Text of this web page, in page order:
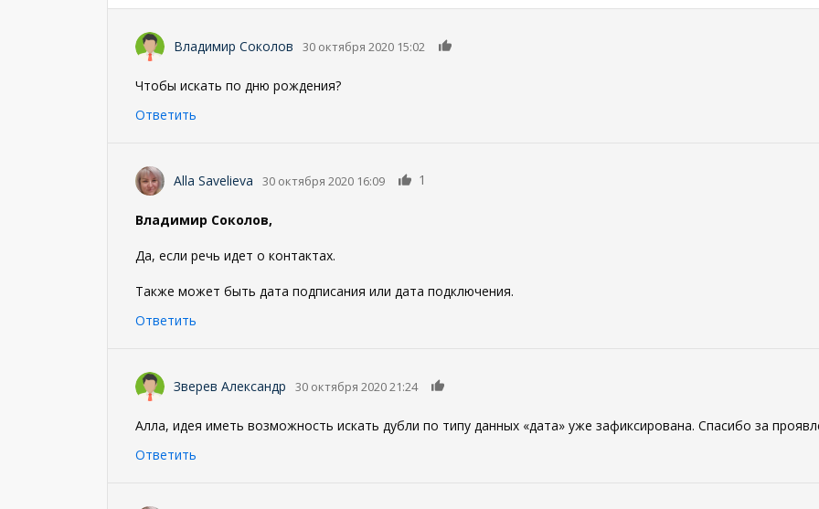
Владимир Соколов 30 октября 2020 15:02
Чтобы искать по дню рождения?
Ответить
Alla Savelieva 30 октября 2020 16:09 1
Владимир Соколов,
Да, если речь идет о контактах.
Также может быть дата подписания или дата подключения.
Ответить
Зверев Александр 30 октября 2020 21:24
Алла, идея иметь возможность искать дубли по типу данных «дата» уже зафиксирована. Спасибо за
Ответить